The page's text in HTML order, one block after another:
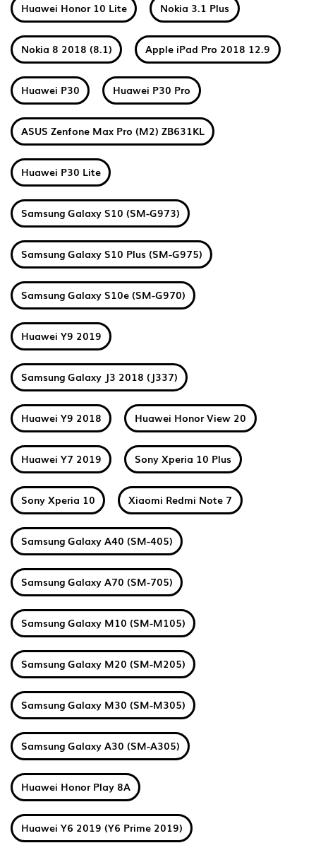
Huawei Honor 10 Lite Nokia 3.1 Plus
Nokia 8 2018 (8.1) Apple iPad Pro 2018 12.9
Huawei P30 Huawei P30 Pro
ASUS Zenfone Max Pro (M2) ZB631KL
Huawei P30 Lite
Samsung Galaxy S10 (SM-G973)
Samsung Galaxy S10 Plus (SM-G975)
Samsung Galaxy S10e (SM-G970)
Huawei Y9 2019
Samsung Galaxy J3 2018 (J337)
Huawei Y9 2018 Huawei Honor View 20
Huawei Y7 2019 Sony Xperia 10 Plus
Sony Xperia 10 Xiaomi Redmi Note 7
Samsung Galaxy A40 (SM-405)
Samsung Galaxy A70 (SM-705)
Samsung Galaxy M10 (SM-M105)
Samsung Galaxy M20 (SM-M205)
Samsung Galaxy M30 (SM-M305)
Samsung Galaxy A30 (SM-A305)
Huawei Honor Play 8A
Huawei Y6 2019 (Y6 Prime 2019)